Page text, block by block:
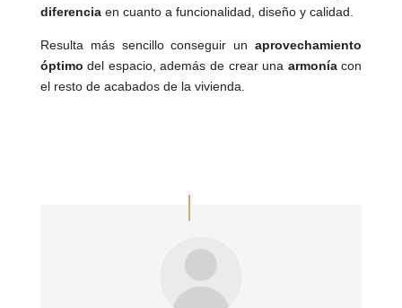
diferenciaen cuanto a funcionalidad, diseño y calidad.
Resulta más sencillo conseguir unaprovechamiento
óptimo del espacio, además de crear una armoníacon
el resto de acabados de la vivienda.